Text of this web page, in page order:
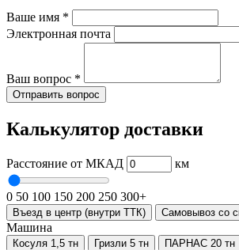
Ваше имя *
Электронная почта
Ваш вопрос *
Отправить вопрос
Калькулятор доставки
Расстояние от МКАД км
0 50 100 150 200 250 300+
Въезд в центр (внутри ТТК) Самовывоз со
Машина
Косуля 1,5 тн Гризли 5 тн ПАРНАС 20 тн